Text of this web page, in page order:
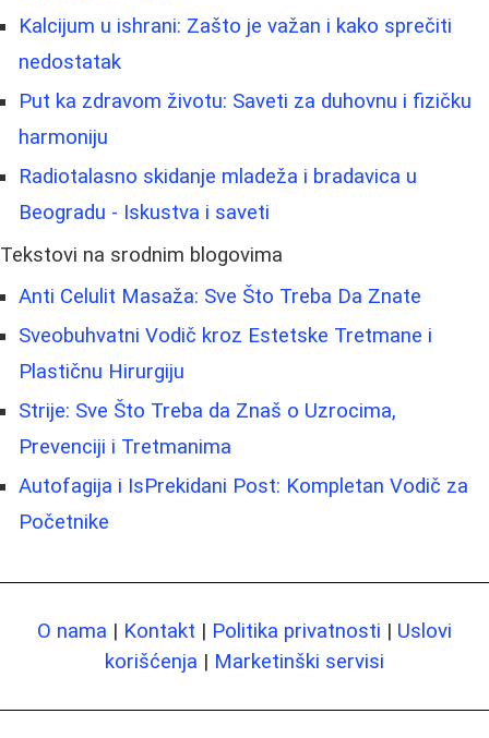
Kalcijum u ishrani: Zašto je važan i kako sprečiti
nedostatak
Put ka zdravom životu: Saveti za duhovnu i fizičku
harmoniju
Radiotalasno skidanje mladeža i bradavica u
Beogradu - Iskustva i saveti
Tekstovi na srodnim blogovima
Anti Celulit Masaža: Sve Što Treba Da Znate
Sveobuhvatni Vodič kroz Estetske Tretmane i
Plastičnu Hirurgiju
Strije: Sve Što Treba da Znaš o Uzrocima,
Prevenciji i Tretmanima
Autofagija i IsPrekidani Post: Kompletan Vodič za
Početnike
O nama | Kontakt | Politika privatnosti | Uslovi
korišćenja | Marketinški servisi